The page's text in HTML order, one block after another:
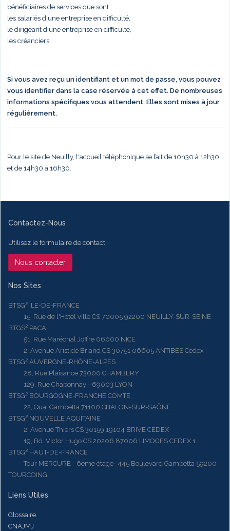
bénéficiaires de services que sont :
les salariés d'une entreprise en difficulté,
le dirigeant d'une entreprise en difficulté,
les créanciers.
Si vous avez reçu un identifiant et un mot de passe, vous pouvez
vous identifier dans la case réservée à cet effet. De nombreuses
informations spécifiques vous attendent. Elles sont mises à jour
réguliérement.
Pour le site de Neuilly, l'accueil téléphonique se fait de 10h30 à 12h30
et de 14h30 à 16h30.
Contactez-Nous
Utilisez le formulaire de contact
Nous contacter
Nos Sites
BTSG² ILE-DE-FRANCE
15, Rue de l'Hôtel ville CS 70005 92200 NEUILLY-SUR-SEINE
BTGS² PACA
51, Rue Maréchal Joffre 06000 NICE
2, Avenue Aristide Briand CS 30751 06605 ANTIBES Cedex
BTSG² AUVERGNE-RHÔNE-ALPES
28, Rue Plaisance 73000 CHAMBERY
129, Rue Chaponnay - 69003 LYON
BTSG² BOURGOGNE-FRANCHE COMTE
22, Quai Gambetta 71100 CHALON-SUR-SAÔNE
BTSG² NOUVELLE AQUITAINE
2, Avenue Thiers CS 30159 19104 BRIVE CEDEX
19, Bd. Victor Hugo CS 20206 87006 LIMOGES CEDEX 1
BTSG² HAUT-DE-FRANCE
Tour MERCURE - 6ème étage- 445 Boulevard Gambetta 59200
TOURCOING
Liens Utiles
Glossaire
CNAJMJ